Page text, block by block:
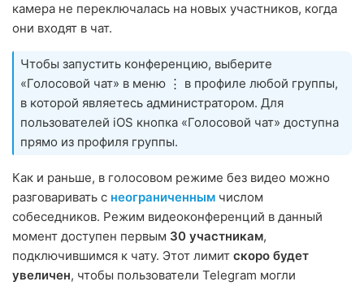
камера не переключалась на новых участников, когда
они входят в чат.
Чтобы запустить конференцию, выберите
«Голосовой чат» в меню ⋮ в профиле любой группы,
в которой являетесь администратором. Для
пользователей iOS кнопка «Голосовой чат» доступна
прямо из профиля группы.
Как и раньше, в голосовом режиме без видео можно
разговаривать с неограниченным числом
собеседников. Режим видеоконференций в данный
момент доступен первым 30 участникам,
подключившимся к чату. Этот лимит скоро будет
увеличен, чтобы пользователи Telegram могли